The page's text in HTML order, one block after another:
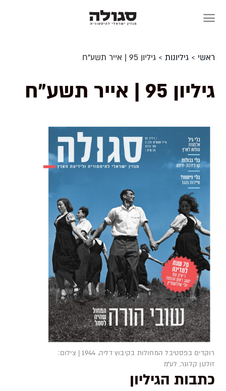
ראשי >גיליונות >גיליון 95 | אייר תשע"ח
גיליון 95 | אייר תשע"ח
רוקדים בפסטיבל המחולות בקיבוץ דליה, 1944 | צילום:
זולטן קלוגר, לע״מ
כתבות הגיליון